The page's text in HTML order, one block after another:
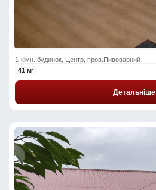
1-кімн. будинок, Центр, пров.Пивоварний
41 м²
Детальніше